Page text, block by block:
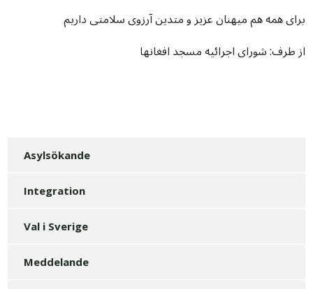
برای همه هم میهنان عزیز و متدین آرزوی سلامتی داریم
از طرف: شورای اجرائیه مسجد افغانها
Asylsökande
Integration
Val i Sverige
Meddelande